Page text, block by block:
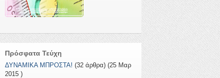
Πρόσφατα Τεύχη
ΔΥΝΑΜΙΚΑ ΜΠΡΟΣΤΑ! (32 άρθρα) (25 Μαρ
2015 )